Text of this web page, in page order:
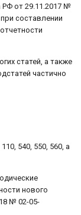
от 29.11.2017 №
составлении
статей, а также
частично
540, 550, 560, а
нового
№ 02-05-